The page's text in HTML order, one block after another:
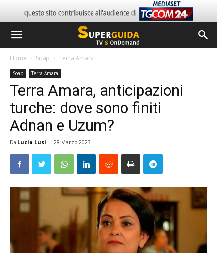
Home Soap Terra Amara
Soap Terra Amara
Terra Amara, anticipazioni
turche: dove sono finiti
Adnan e Uzum?
Da Lucia Lusi - 28 Marzo 2023